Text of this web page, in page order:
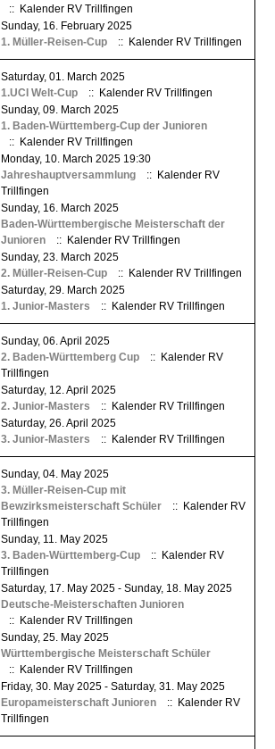
:: Kalender RV Trillfingen
Sunday, 16. February 2025
1. Müller-Reisen-Cup
:: Kalender RV Trillfingen
Saturday, 01. March 2025
1.UCI Welt-Cup
:: Kalender RV Trillfingen
Sunday, 09. March 2025
1. Baden-Württemberg-Cup der Junioren
:: Kalender RV Trillfingen
Monday, 10. March 2025 19:30
Jahreshauptversammlung
:: Kalender RV
Trillfingen
Sunday, 16. March 2025
Baden-Württembergische Meisterschaft der
Junioren
:: Kalender RV Trillfingen
Sunday, 23. March 2025
2. Müller-Reisen-Cup
:: Kalender RV Trillfingen
Saturday, 29. March 2025
1. Junior-Masters
:: Kalender RV Trillfingen
Sunday, 06. April 2025
2. Baden-Württemberg Cup
:: Kalender RV
Trillfingen
Saturday, 12. April 2025
2. Junior-Masters
:: Kalender RV Trillfingen
Saturday, 26. April 2025
3. Junior-Masters
:: Kalender RV Trillfingen
Sunday, 04. May 2025
3. Müller-Reisen-Cup mit
Bewzirksmeisterschaft Schüler
:: Kalender RV
Trillfingen
Sunday, 11. May 2025
3. Baden-Württemberg-Cup
:: Kalender RV
Trillfingen
Saturday, 17. May 2025 - Sunday, 18. May 2025
Deutsche-Meisterschaften Junioren
:: Kalender RV Trillfingen
Sunday, 25. May 2025
Württembergische Meisterschaft Schüler
:: Kalender RV Trillfingen
Friday, 30. May 2025 - Saturday, 31. May 2025
Europameisterschaft Junioren
:: Kalender RV
Trillfingen